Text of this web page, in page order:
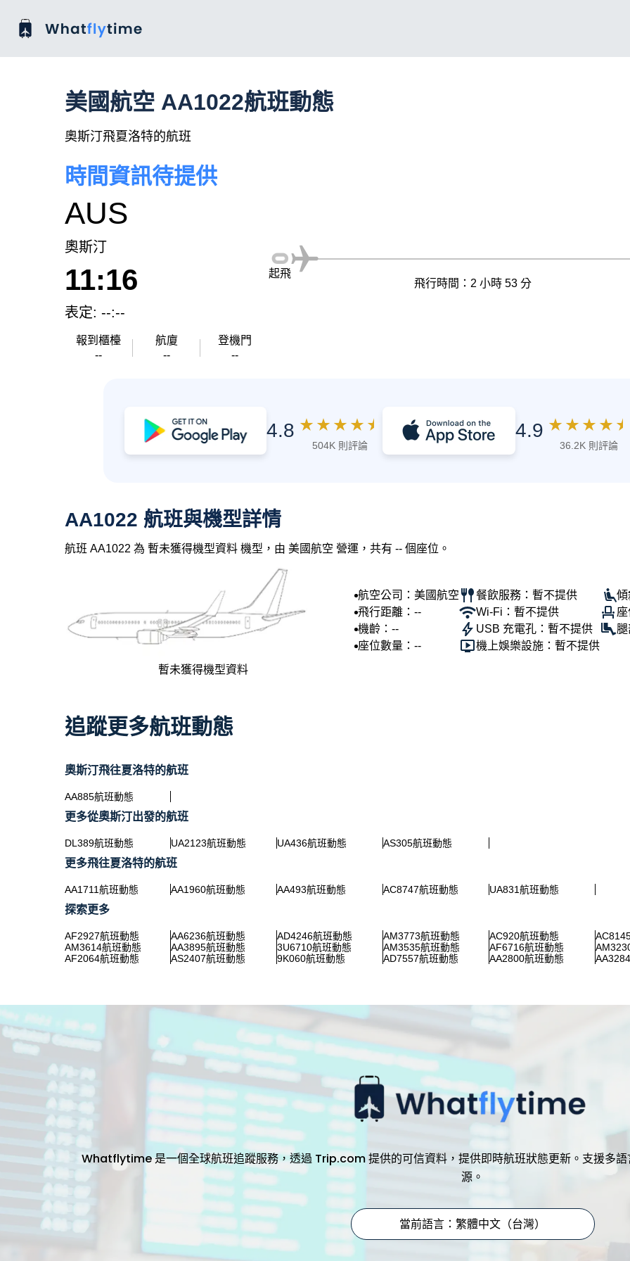
美國航空 AA1022航班動態
奧斯汀飛夏洛特的航班
時間資訊待提供
AUS
奧斯汀
11:16
表定: --:--
報到櫃檯
--
航廈
--
登機門
--
起飛
飛行時間：2 小時 53 分
4.8 ★ ★ ★ ★ ★
504K 則評論
4.9 ★ ★ ★ ★ ★
36.2K 則評論
AA1022 航班與機型詳情
航班 AA1022 為 暫未獲得機型資料 機型，由 美國航空 營運，共有 -- 個座位。
暫未獲得機型資料
航空公司：美國航空
飛行距離：--
機齡：--
座位數量：--
餐飲服務：暫不提供
Wi-Fi：暫不提供
USB 充電孔：暫不提供
機上娛樂設施：暫不提供
傾
追蹤更多航班動態
奧斯汀飛往夏洛特的航班
AA885航班動態
更多從奧斯汀出發的航班
DL389航班動態 UA2123航班動態 UA436航班動態 AS305航班動態
更多飛往夏洛特的航班
AA1711航班動態 AA1960航班動態 AA493航班動態 AC8747航班動態 UA831航班動態
探索更多
AF2927航班動態 AA6236航班動態 AD4246航班動態 AM3773航班動態 AC920航班動態
AM3614航班動態
AA3895航班動態 3U6710航班動態 AM3535航班動態 AF6716航班動態
AF2064航班動態
AS2407航班動態 9K060航班動態 AD7557航班動態 AA2800航班動態
Whatflytime 是一個全球航班追蹤服務，透過 Trip.com 提供的可信資料，提供即時航班狀態更新。支援多語
源。
當前語言：繁體中文（台灣）